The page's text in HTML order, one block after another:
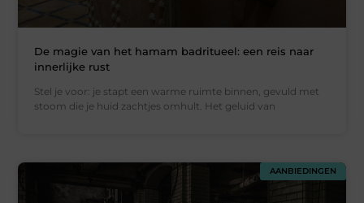
De magie van het hamam badritueel: een reis naar
innerlijke rust
Stel je voor: je stapt een warme ruimte binnen, gevuld met
stoom die je huid zachtjes omhult. Het geluid van
AANBIEDINGEN